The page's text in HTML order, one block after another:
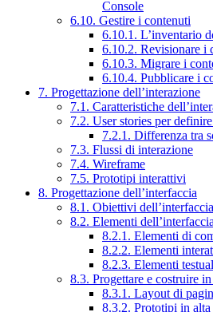
Console
6.10. Gestire i contenuti
6.10.1. L’inventario
6.10.2. Revisionare i
6.10.3. Migrare i
6.10.4. Pubblicare i
7. Progettazione dell’interazione
7.1. Caratteristiche
7.2. User stories per
7.2.1. Differenza tra
7.3. Flussi di interazione
7.4. Wireframe
7.5. Prototipi interattivi
8. Progettazione dell’interfaccia
8.1. Obiettivi dell’interfaccia
8.2. Elementi dell’interfaccia
8.2.1. Elementi di
8.2.2. Elementi
8.2.3. Elementi
8.3. Progettare e costruire
8.3.1. Layout di
8.3.2. Prototipi in alta